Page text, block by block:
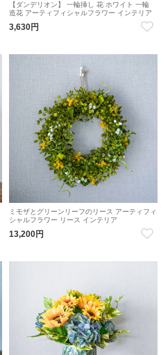
【ダンデリオン】 一輪挿し 花 ホワイト 一輪
造花 アーティフィシャルフラワー インテリア
3,630円
ミモザとグリーンリーフのリース アーティフィ
シャルフラワー リース インテリア
13,200円